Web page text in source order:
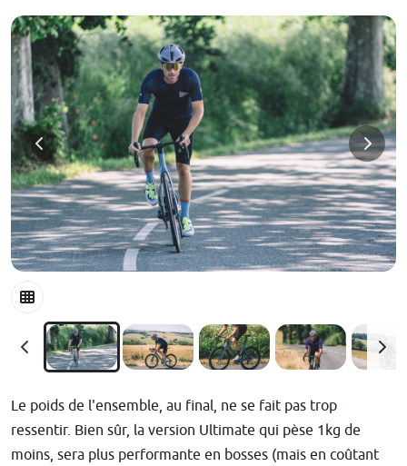
Le poids de l'ensemble, au final, ne se fait pas trop
ressentir. Bien sûr, la version Ultimate qui pèse 1kg de
moins, sera plus performante en bosses (mais en coûtant